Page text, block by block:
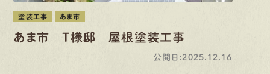
塗装工事 あま市
あま市 T様邸 屋根塗装工事
公開日:2025.12.16